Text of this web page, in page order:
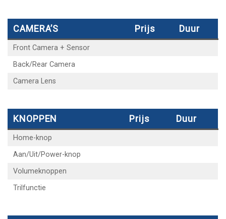
CAMERA’S Prijs Duur
Front Camera + Sensor
Back/Rear Camera
Camera Lens
KNOPPEN Prijs Duur
Home-knop
Aan/Uit/Power-knop
Volumeknoppen
Trilfunctie